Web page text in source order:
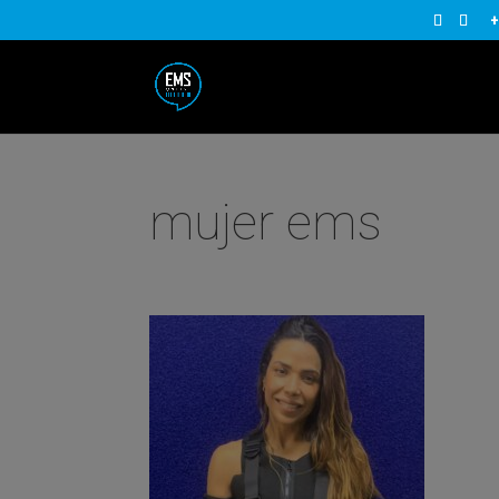
mujer ems